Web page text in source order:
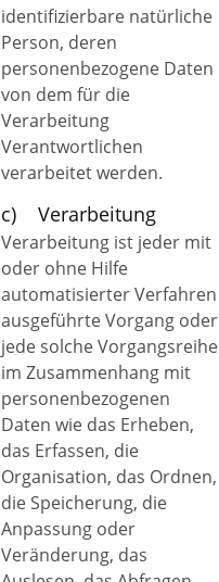
identifizierbare natürliche
Person, deren
personenbezogene Daten
von dem für die
Verarbeitung
Verantwortlichen
verarbeitet werden.
c) Verarbeitung
Verarbeitung ist jeder mit
oder ohne Hilfe
automatisierter Verfahren
ausgeführte Vorgang oder
jede solche Vorgangsreihe
im Zusammenhang mit
personenbezogenen
Daten wie das Erheben,
das Erfassen, die
Organisation, das Ordnen,
die Speicherung, die
Anpassung oder
Veränderung, das